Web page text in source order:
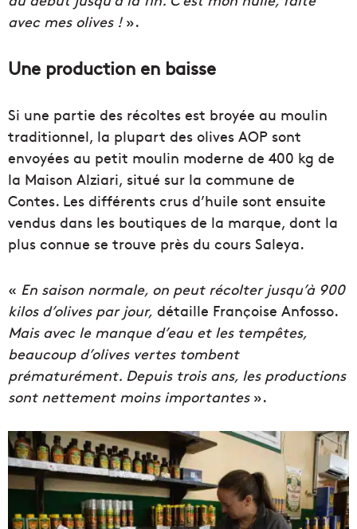
avec mes olives !».
Une production en baisse
Si une partie des récoltes est broyée au moulin
traditionnel, la plupart des olives AOP sont
envoyées au petit moulin moderne de 400 kg de
la Maison Alziari, situé sur la commune de
Contes. Les différents crus d’huile sont ensuite
vendus dans les boutiques de la marque, dont la
plus connue se trouve près du cours Saleya.
« En saison normale, on peut récolter jusqu’à 900
kilos d’olives par jour, détaille Françoise Anfosso.
Mais avec le manque d’eau et les tempêtes,
beaucoup d’olives vertes tombent
prématurément. Depuis trois ans, les productions
sont nettement moins importantes ».